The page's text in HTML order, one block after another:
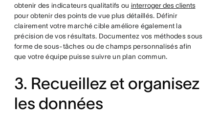
obtenir des indicateurs qualitatifs ou interroger des clients
pour obtenir des points de vue plus détaillés. Définir
clairement votre marché cible améliore également la
précision de vos résultats. Documentez vos méthodes sous
forme de sous-tâches ou de champs personnalisés afin
que votre équipe puisse suivre un plan commun.
3. Recueillez et organisez
les données